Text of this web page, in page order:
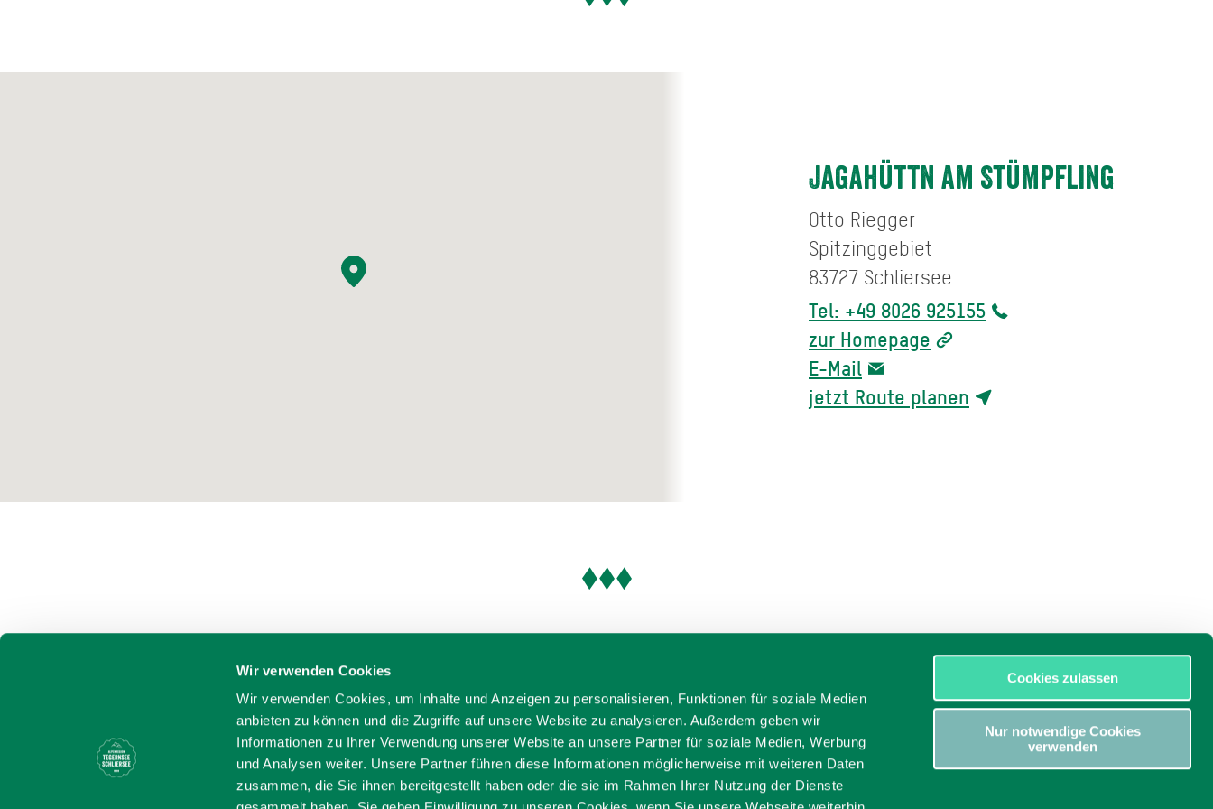
Wir verwenden Cookies
Wir verwenden Cookies, um Inhalte und Anzeigen zu personalisieren, Funktionen für soziale Medien
anbieten zu können und die Zugriffe auf unsere Website zu analysieren. Außerdem geben wir
Informationen zu Ihrer Verwendung unserer Website an unsere Partner für soziale Medien, Werbung
und Analysen weiter. Unsere Partner führen diese Informationen möglicherweise mit weiteren Daten
zusammen, die Sie ihnen bereitgestellt haben oder die sie im Rahmen Ihrer Nutzung der Dienste
Cookies zulassen
Nur notwendige Cookies
verwenden
Jagahüttn am Stümpfling
Otto Riegger
Spitzinggebiet
83727 Schliersee
Tel: +49 8026 925155
zur Homepage
E-Mail
jetzt Route planen